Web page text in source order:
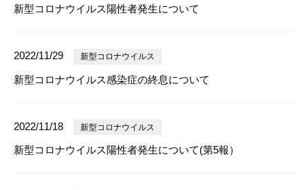
新型コロナウイルス陽性者発生について
2022/11/29 新型コロナウイルス
新型コロナウイルス感染症の終息について
2022/11/18 新型コロナウイルス
新型コロナウイルス陽性者発生について(第5報）